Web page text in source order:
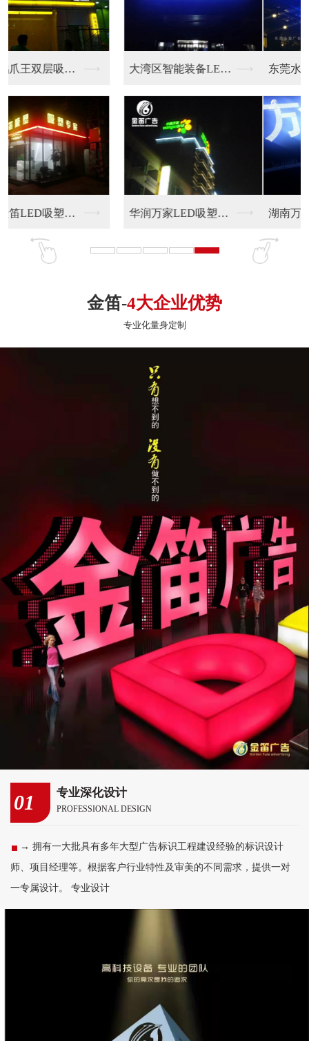
A家家居LED楼宇冲...
金笛-4大企业优势
专业化量身定制
01 专业深化设计
PROFESSIONAL DESIGN
→ 拥有一大批具有多年大型广告标识工程建设经验的标识设计
师、项目经理等。根据客户行业特性及审美的不同需求，提供一对
一专属设计。 专业设计